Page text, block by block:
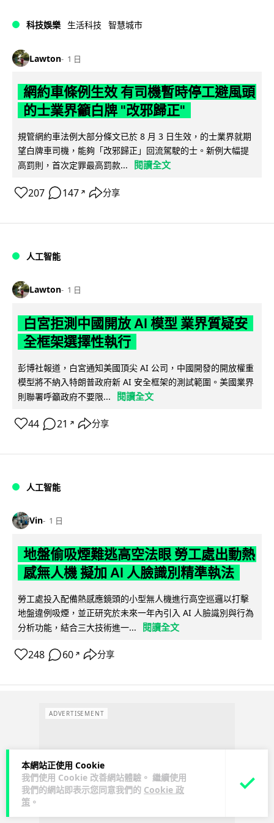
本網站正使用 Cookie
我們使用 Cookie 改善網站體驗。 繼續使用
我們的網站即表示您同意我們的 Cookie 政
策 。
科技娛樂 生活科技 智慧城市
Lawton 1 日
網約車條例生效 有司機暫時停工避風頭
的士業界籲白牌 "改邪歸正"
規管網約車法例大部分條文已於 8 月 3 日生效，的士業界就期
望白牌車司機，能夠「改邪歸正」回流駕駛的士。新例大幅提
高罰則，首次定罪最高罰款...
閱讀全文
207 147 ↗ 分享
人工智能
Lawton 1 日
白宮拒測中國開放 AI 模型 業界質疑安
全框架選擇性執行
彭博社報道，白宮通知美國頂尖 AI 公司，中國開發的開放權重
模型將不納入特朗普政府新 AI 安全框架的測試範圍。美國業界
則聯署呼籲政府不要限...
閱讀全文
44 21 ↗ 分享
人工智能
Vin 1 日
地盤偷吸煙難逃高空法眼 勞工處出動熱
感無人機 擬加 AI 人臉識別精準執法
勞工處投入配備熱感應鏡頭的小型無人機進行高空巡邏以打擊
地盤違例吸煙，並正研究於未來一年內引入 AI 人臉識別與行為
分析功能，結合三大技術進一...
閱讀全文
248 60 ↗ 分享
ADVERTISEMENT